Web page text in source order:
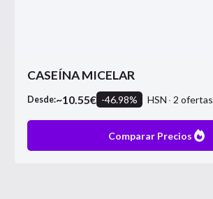
CASEÍNA MICELAR
Desde:~10.55€ -46.98% HSN 2 ofertas
Comparar Precios